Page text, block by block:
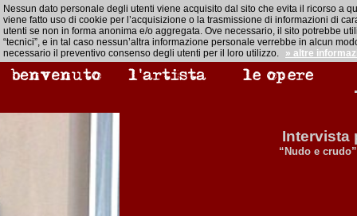
Intervista
“Nudo e
Nessun dato personale degli utenti viene acquisito dal sito che evita il ricorso a
viene fatto uso di cookie per l’acquisizione o la trasmissione di informazioni di
utenti se non in forma anonima e/o aggregata. Ove necessario, il sito potrebbe
“tecnici”, e in tal caso nessun’altra informazione personale verrebbe in alcun
necessario il preventivo consenso degli utenti per il loro utilizzo.
» altre